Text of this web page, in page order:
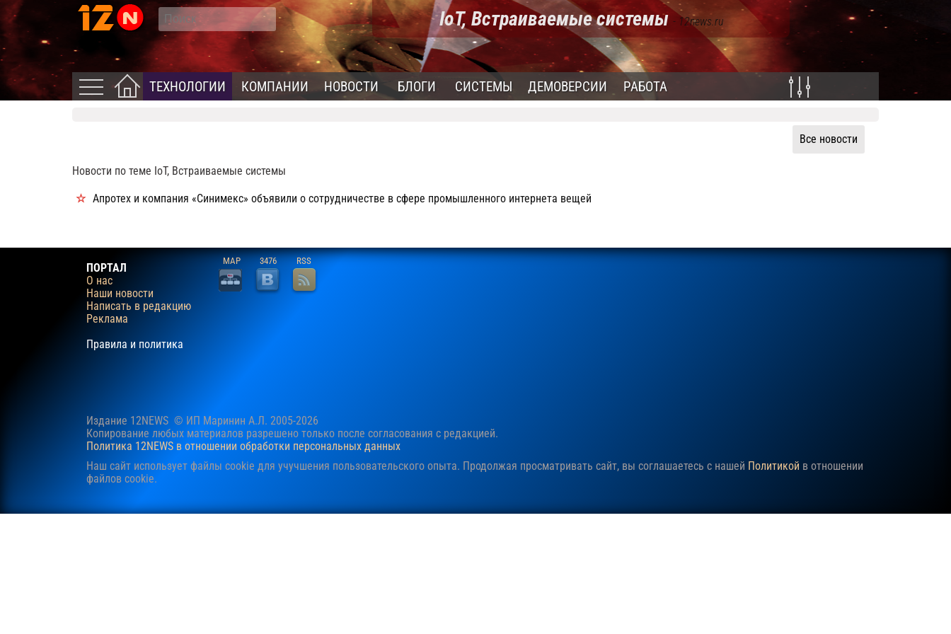
IoT, Встраиваемые системы - 12news.ru
ТЕХНОЛОГИИ КОМПАНИИ НОВОСТИ БЛОГИ СИСТЕМЫ ДЕМОВЕРСИИ РАБОТА
Все новости
Новости по теме IoT, Встраиваемые системы
Апротех и компания «Синимекс» объявили о сотрудничестве в сфере промышленного интернета вещей
ПОРТАЛ
О нас
Наши новости
Написать в редакцию
Реклама
Правила и политика
MAP 3476 RSS
Издание 12NEWS © ИП Маринин А.Л. 2005-2026
Копирование любых материалов разрешено только после согласования c редакцией.
Политика 12NEWS в отношении обработки персональных данных
Наш сайт использует файлы cookie для учучшения пользовательского опыта. Продолжая просматривать сайт, вы соглашаетесь с нашей Политикой в отношении
файлов cookie.